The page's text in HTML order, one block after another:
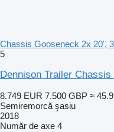
Chassis Gooseneck 2x 20',
5
Dennison Trailer
8.749 EUR 7.500 GBP ≈
Semiremorcă şasiu
2018
Număr de axe 4